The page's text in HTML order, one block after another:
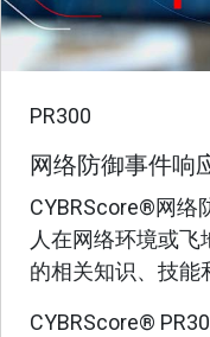
PR300
网络防御事件响
CYBRScore®网络
人在网络环境或
的相关知识、技能
CYBRScore®